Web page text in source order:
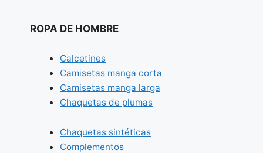
ROPA DE HOMBRE
Calcetines
Camisetas manga corta
Camisetas manga larga
Chaquetas de plumas
Chaquetas sintéticas
Complementos